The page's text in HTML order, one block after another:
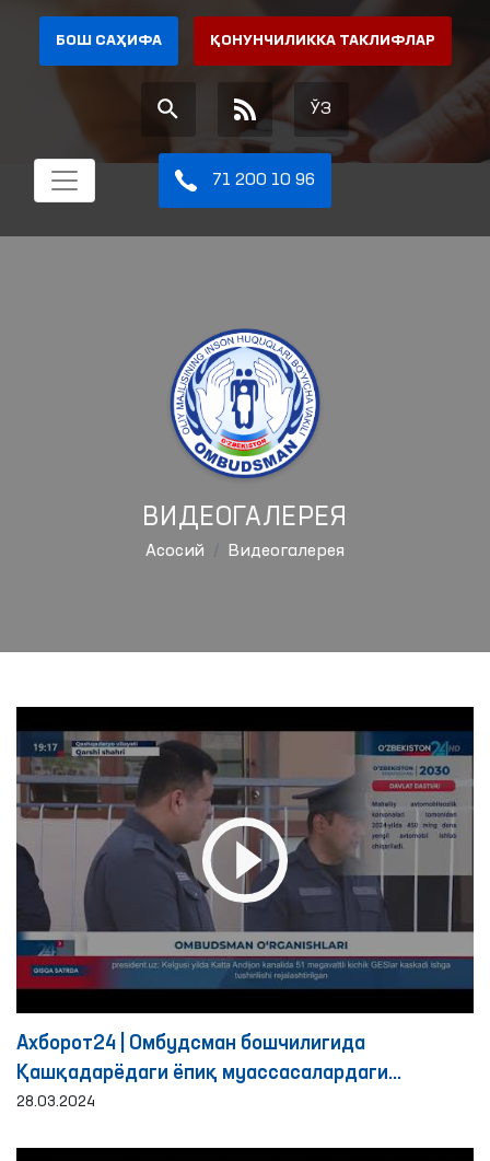
БОШ САҲИФА ҚОНУНЧИЛИККА ТАКЛИФЛАР
ЎЗ
71 200 10 96
ВИДЕОГАЛЕРЕЯ
Aсосий Видеогалерея
Ахборот24 | Омбудсман бошчилигида
Қашқадарёдаги ёпиқ муассасалардаги
шароитлар ўрганилди
28.03.2024